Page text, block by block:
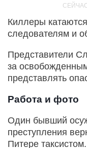
Киллеры
следователям и
Представители
за
представлять
Работа и фото
Один бывший
преступления
Питере таксистом.